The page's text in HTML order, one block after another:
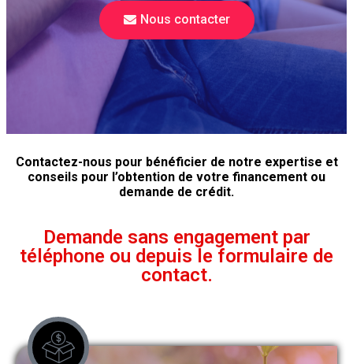
Nous contacter
Contactez-nous pour bénéficier de notre expertise et
conseils pour l’obtention de votre financement ou
demande de crédit.
Demande sans engagement par
téléphone ou depuis le formulaire de
contact.